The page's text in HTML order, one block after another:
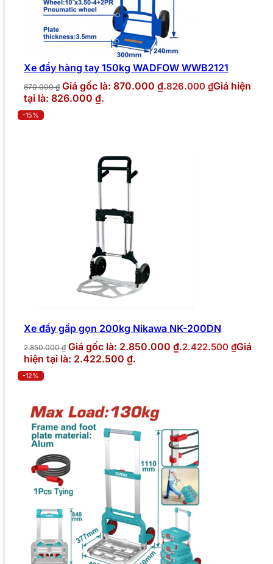
Xe đẩy hàng tay 150kg WADFOW WWB2121
870.000₫ Giá gốc là: 870.000 ₫.826.000 ₫Giá hiện
tại là: 826.000 ₫.
-15%
Xe đẩy gấp gọn 200kg Nikawa NK-200DN
2.850.000₫ Giá gốc là: 2.850.000 ₫.2.422.500 ₫Giá
hiện tại là: 2.422.500 ₫.
-12%